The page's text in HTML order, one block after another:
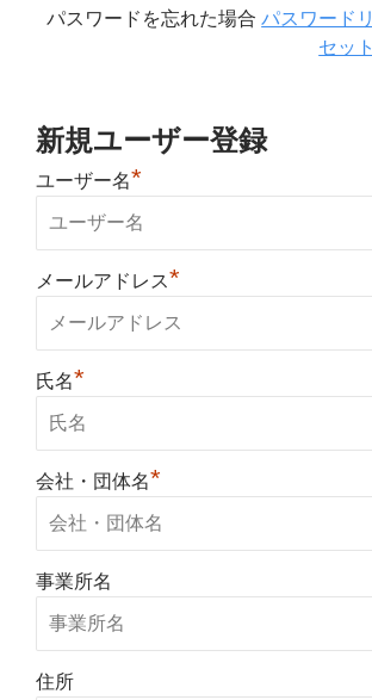
パスワードを忘れた場合パスワードリ
セット
新規ユーザー登録
ユーザー名*
メールアドレス*
氏名*
会社・団体名*
事業所名
住所